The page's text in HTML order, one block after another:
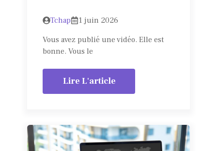
Tchap
1 juin 2026
Vous avez publié une vidéo. Elle est
bonne. Vous le
Lire L'article